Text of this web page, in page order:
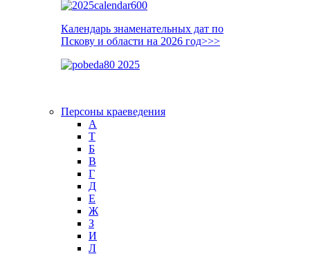
Календарь знаменательных дат по
Пскову и области на 2026 год>>>
Персоны краеведения
А
T
Б
В
Г
Д
Е
Ж
З
И
Л